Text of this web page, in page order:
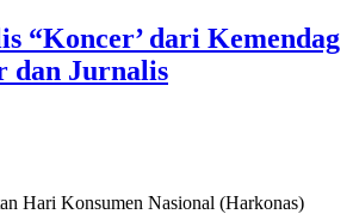
“Koncer’ dari Kemendag
dan Jurnalis
Hari Konsumen Nasional (Harkonas)